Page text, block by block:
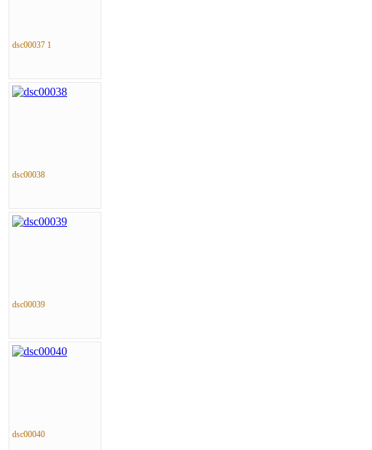
dsc00037 1
dsc00038
dsc00039
dsc00040